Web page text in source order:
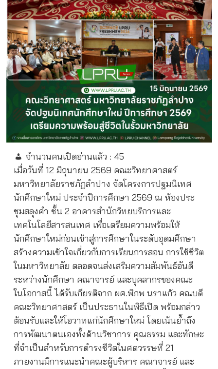
จำนวนคนเปิดอ่านแล้ว : 45
เมื่อวันที่ 12 มิถุนายน 2569 คณะวิทยาศาสตร์
มหาวิทยาลัยราชภัฏลำปาง จัดโครงการปฐมนิเทศ
นักศึกษาใหม่ ประจำปีการศึกษา 2569 ณ ห้องประ
ชุมสลุงคำ ชั้น 2 อาคารสำนักวิทยบริการและ
เทคโนโลยีสารสนเทศ เพื่อเตรียมความพร้อมให้
นักศึกษาใหม่ก่อนเข้าสู่การศึกษาในระดับอุดมศึกษา
สร้างความเข้าใจเกี่ยวกับการเรียนการสอน การใช้ชีวิต
ในมหาวิทยาลัย ตลอดจนส่งเสริมความสัมพันธ์อันดี
ระหว่างนักศึกษา คณาจารย์ และบุคลากรของคณะ
ในโอกาสนี้ ได้รับเกียรติจาก ผศ.พิภพ นราแก้ว คณบดี
คณะวิทยาศาสตร์ เป็นประธานในพิธีเปิด พร้อมกล่าว
ต้อนรับและให้โอวาทแก่นักศึกษาใหม่ โดยเน้นย้ำถึง
การพัฒนาตนเองทั้งด้านวิชาการ คุณธรรม และทักษะ
ที่จำเป็นสำหรับการดำรงชีวิตในศตวรรษที่ 21
ภายงานมีการแนะนำคณะผู้บริหาร คณาจารย์ และ